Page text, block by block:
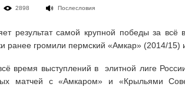
2898 Послесловия
результат самой крупной победы за
ранее громили пермский «Амкар» (2014/
время выступлений в элитной лиге
матчей с «Амкаром» и «Крыльями